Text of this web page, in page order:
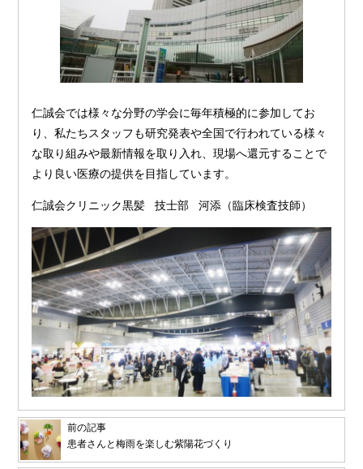
仁誠会では様々な分野の学会に毎年積極的に参加してお
り、私たちスタッフも研究発表や全国で行われている様々
な取り組みや最新情報を取り入れ、現場へ還元することで
より良い医療の提供を目指しています。
仁誠会クリニック黒髪 技士部 河添（臨床検査技師）
前の記事
患者さんと梅雨を楽しむ紫陽花づくり